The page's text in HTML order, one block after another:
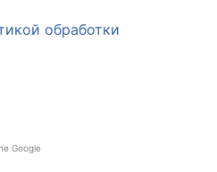
обработки
Google